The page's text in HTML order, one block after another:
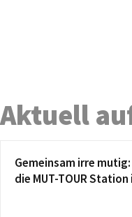
Aktuell
Gemeinsam irre
die MUT-TOUR